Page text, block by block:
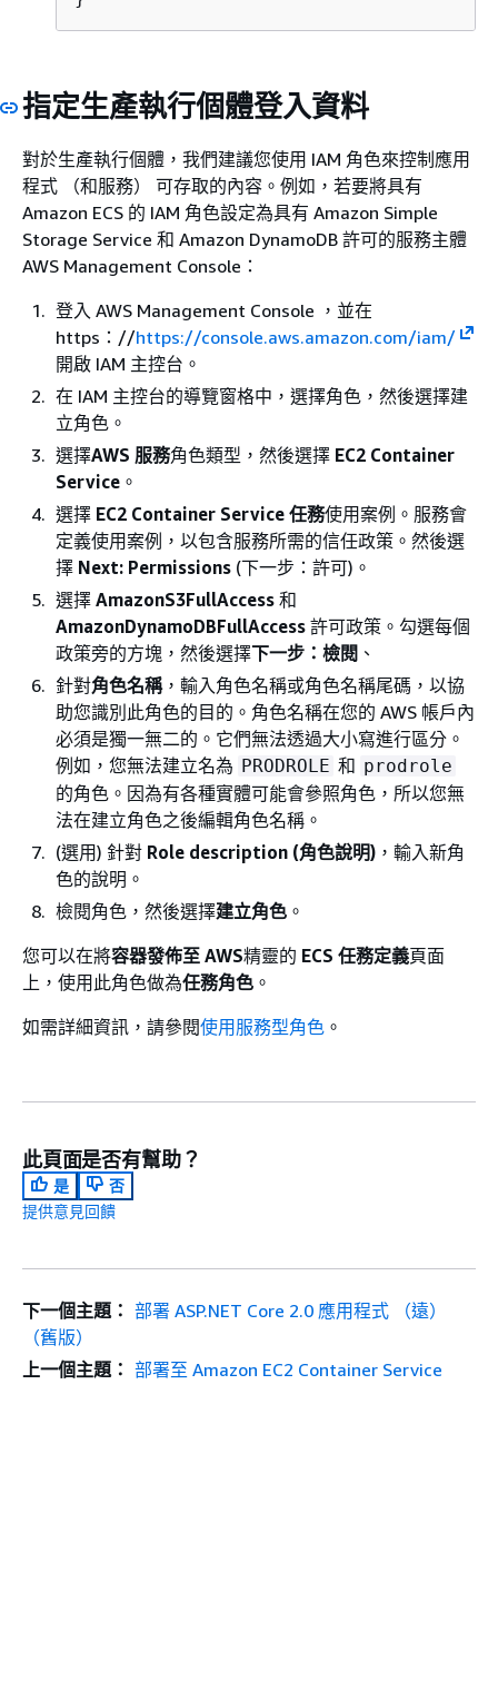
指定生產執行個體登入資料
對於生產執行個體，我們建議您使用 IAM 角色來控制應用
程式 （和服務） 可存取的內容。例如，若要將具有
Amazon ECS 的 IAM 角色設定為具有 Amazon Simple
Storage Service 和 Amazon DynamoDB 許可的服務主體
AWS Management Console：
登入 AWS Management Console ，並在
https：//https://console.aws.amazon.com/iam/
開啟 IAM 主控台。
在 IAM 主控台的導覽窗格中，選擇角色，然後選擇建
立角色。
選擇AWS 服務角色類型，然後選擇 EC2 Container
Service 。
選擇 EC2 Container Service 任務使用案例。服務會
定義使用案例，以包含服務所需的信任政策。然後選
擇 Next: Permissions (下一步：許可)。
選擇 AmazonS3FullAccess 和
AmazonDynamoDBFullAccess 許可政策。勾選每個
政策旁的方塊，然後選擇下一步：檢閱 、
針對角色名稱，輸入角色名稱或角色名稱尾碼，以協
助您識別此角色的目的。角色名稱在您的 AWS 帳戶內
必須是獨一無二的。它們無法透過大小寫進行區分。
例如，您無法建立名為 PRODROLE 和 prodrole
的角色。因為有各種實體可能會參照角色，所以您無
法在建立角色之後編輯角色名稱。
(選用) 針對 Role description (角色說明) ，輸入新角
色的說明。
檢閱角色，然後選擇建立角色 。
您可以在將容器發佈至 AWS精靈的 ECS 任務定義頁面
上，使用此角色做為任務角色 。
如需詳細資訊，請參閱使用服務型角色 。
此頁面是否有幫助？
是
否
提供意見回饋
下一個主題： 部署 ASP.NET Core 2.0 應用程式 （遠）
（舊版）
上一個主題： 部署至 Amazon EC2 Container Service